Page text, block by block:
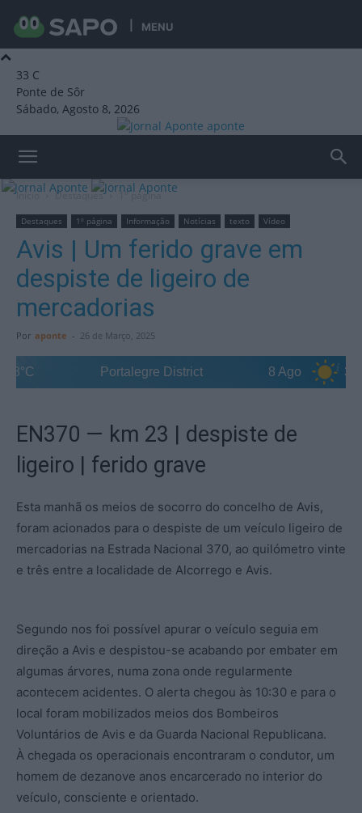
MENU
33 C
Ponte de Sôr
Sábado, Agosto 8, 2026
aponte
Início Destaques 1º página
Destaques 1º página Informação Notícias texto Vídeo
Avis | Um ferido grave em
despiste de ligeiro de
mercadorias
Por aponte - 26 de Março, 2025
Portalegre District 8 Ago 36°C
EN370 — km 23 | despiste de
ligeiro | ferido grave
Esta manhã os meios de socorro do concelho de Avis,
foram acionados para o despiste de um veículo ligeiro de
mercadorias na Estrada Nacional 370, ao quilómetro vinte
e três entre a localidade de Alcorrego e Avis.
Segundo nos foi possível apurar o veículo seguia em
direção a Avis e despistou-se acabando por embater em
algumas árvores, numa zona onde regularmente
acontecem acidentes. O alerta chegou às 10:30 e para o
local foram mobilizados meios dos Bombeiros
Voluntários de Avis e da Guarda Nacional Republicana.
À chegada os operacionais encontraram o condutor, um
homem de dezanove anos encarcerado no interior do
veículo, consciente e orientado.